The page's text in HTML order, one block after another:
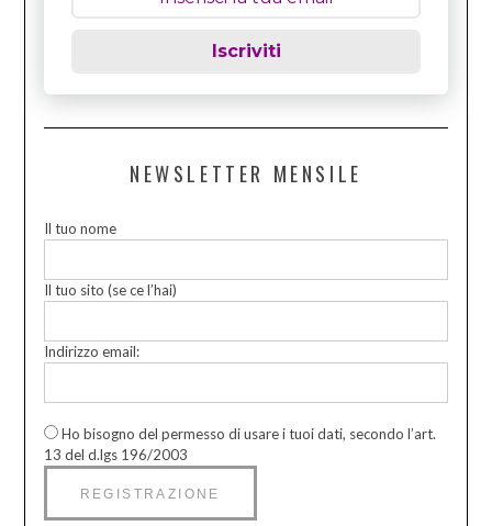
Iscriviti
NEWSLETTER MENSILE
Il tuo nome
Il tuo sito (se ce l’hai)
Indirizzo email:
Ho bisogno del permesso di usare i tuoi dati, secondo l’art.
13 del d.lgs 196/2003